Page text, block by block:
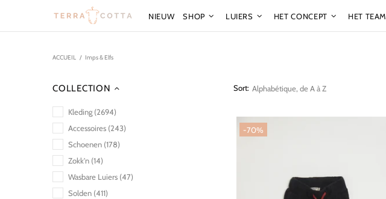
NIEUW SHOP LUIERS HET CONCEPT HET TEAM
ACCUEIL Imps & Elfs
COLLECTION
Kleding (2694)
Accessoires (243)
Schoenen (178)
Zokk'n (14)
Wasbare Luiers (47)
Solden (411)
Sort:
-70%